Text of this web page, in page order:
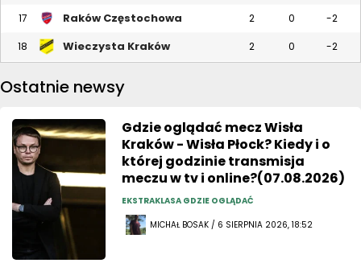
17 Raków Częstochowa 2 0 -2
18 Wieczysta Kraków 2 0 -2
Ostatnie newsy
Gdzie oglądać mecz Wisła
Kraków - Wisła Płock? Kiedy i o
której godzinie transmisja
meczu w tv i online?(07.08.2026)
EKSTRAKLASA GDZIE OGLĄDAĆ
MICHAŁ BOSAK / 6 SIERPNIA 2026, 18:52